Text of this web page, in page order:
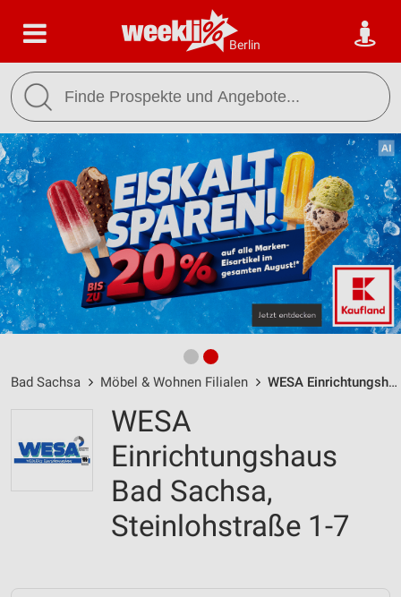
Berlin
Bad Sachsa Möbel & Wohnen Filialen WESA Einrichtungshaus Bad Sachsa / Steinlohstraße 1-7 - Öffnungszeiten & Adresse
WESA
Einrichtungshaus
Bad Sachsa,
Steinlohstraße 1-7